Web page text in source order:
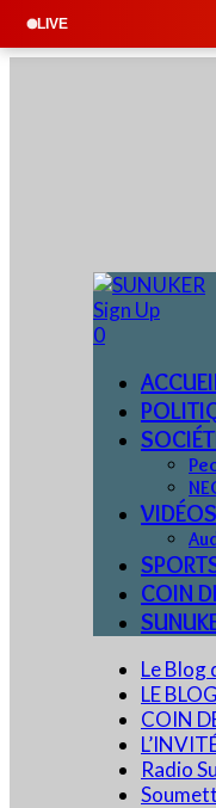
LIVE 🔴 EN
Sign Up
0
VIDÉOS
COIN
Le Blog
LE
COIN
Radio